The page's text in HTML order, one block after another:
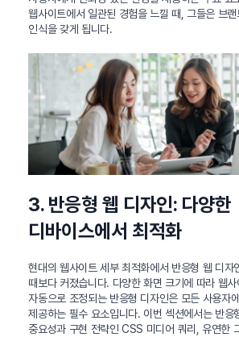
웹사이트에서 일관된 경험을 느낄 때, 그들은 브
인식을 갖게 됩니다.
3. 반응형 웹 디자인: 다양한
디바이스에서 최적화
현대의 웹사이트 세부 최적화에서 반응형 웹 디자
때보다 커졌습니다. 다양한 화면 크기에 따라 웹
자동으로 조정되는 반응형 디자인은 모든 사용자
제공하는 필수 요소입니다. 이번 섹션에서는 반응
중요성과 구현 전략인 CSS 미디어 쿼리, 유연한